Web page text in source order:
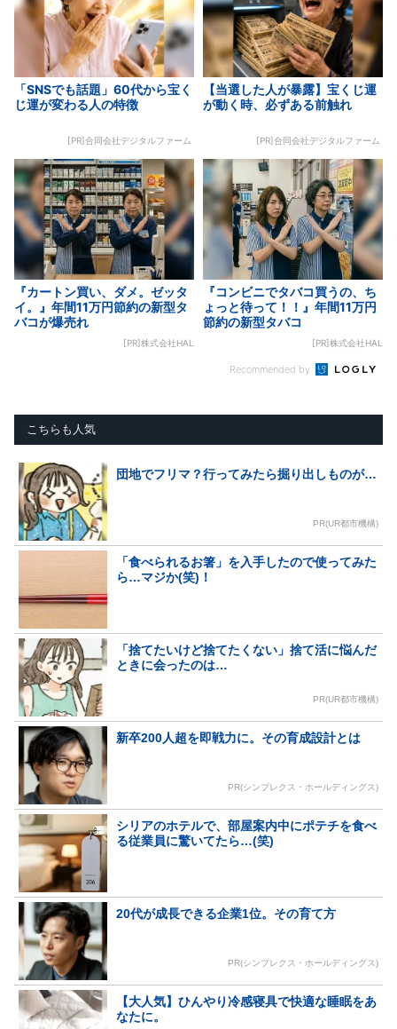
「SNSでも話題」60代から宝く
じ運が変わる人の特徴
[PR]合同会社デジタルファーム
【当選した人が暴露】宝くじ運
が動く時、必ずある前触れ
[PR]合同会社デジタルファーム
『カートン買い、ダメ。ゼッタ
イ。』年間11万円節約の新型タ
バコが爆売れ
[PR]株式会社HAL
『コンビニでタバコ買うの、ち
ょっと待って！！』年間11万円
節約の新型タバコ
[PR]株式会社HAL
Recommended by
こちらも人気
団地でフリマ？行ってみたら掘り出しものが…
PR(UR都市機構)
「食べられるお箸」を入手したので使ってみた
ら…マジか(笑)！
「捨てたいけど捨てたくない」捨て活に悩んだ
ときに会ったのは…
PR(UR都市機構)
新卒200人超を即戦力に。その育成設計とは
PR(シンプレクス・ホールディングス)
シリアのホテルで、部屋案内中にポテチを食べ
る従業員に驚いてたら…(笑)
20代が成長できる企業1位。その育て方
PR(シンプレクス・ホールディングス)
【大人気】ひんやり冷感寝具で快適な睡眠をあ
なたに。